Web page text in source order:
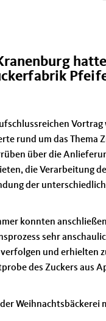
rund um das Thema
über die
die Verarbeitung
der
konnten
sehr
und erhielten
des Zuckers aus
Weihnachtsbäckerei